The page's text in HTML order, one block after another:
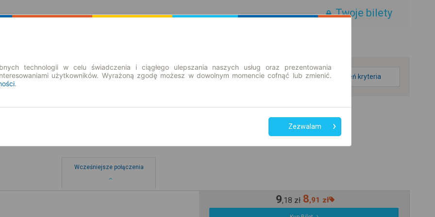
Twoje bilety
zmień kryteria
Wcześniejsze połączenia
9,18 zł 8,91 zł
technologii w celu świadczenia i ciągłego ulepszania naszych usług oraz prezentowania
użytkowników. Wyrażoną zgodę możesz w dowolnym momencie cofnąć lub zmienić.
.
Zezwalam